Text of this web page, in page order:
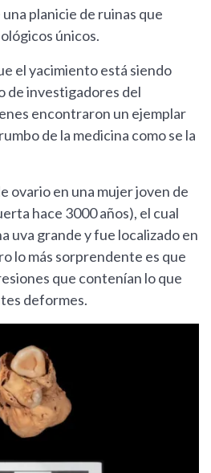
planicie de ruinas que
únicos.
el yacimiento está siendo
de investigadores del
encontraron un ejemplar
de la medicina como se la
ovario en una mujer joven de
hace 3000 años), el cual
uva grande y fue localizado en
lo más sorprendente es que
que contenían lo que
deformes.